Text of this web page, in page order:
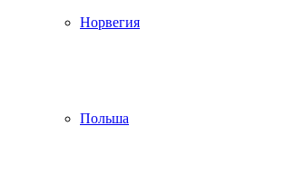
Норвегия
Польша